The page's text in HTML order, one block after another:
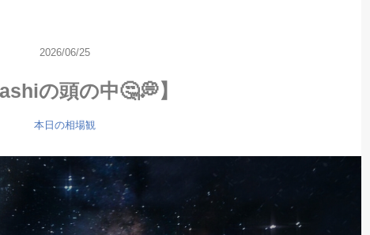
2026/06/25
の頭の中🤔💭】
本日の相場観